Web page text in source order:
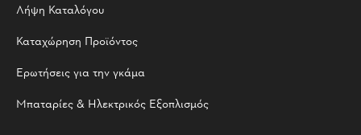
Λήψη Καταλόγου
Καταχώρηση Προϊόντος
Ερωτήσεις για την γκάμα
Μπαταρίες & Ηλεκτρικός Εξοπλισμός